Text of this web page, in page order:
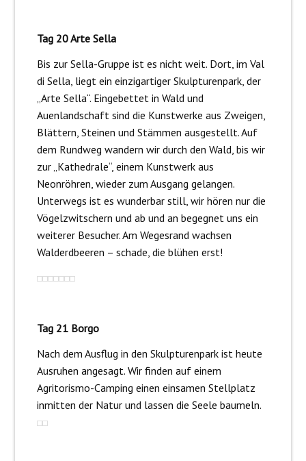
Tag 20 Arte Sella
Bis zur Sella-Gruppe ist es nicht weit. Dort, im Val
di Sella, liegt ein einzigartiger Skulpturenpark, der
„Arte Sella“. Eingebettet in Wald und
Auenlandschaft sind die Kunstwerke aus Zweigen,
Blättern, Steinen und Stämmen ausgestellt. Auf
dem Rundweg wandern wir durch den Wald, bis wir
zur „Kathedrale“, einem Kunstwerk aus
Neonröhren, wieder zum Ausgang gelangen.
Unterwegs ist es wunderbar still, wir hören nur die
Vögelzwitschern und ab und an begegnet uns ein
weiterer Besucher. Am Wegesrand wachsen
Walderdbeeren – schade, die blühen erst!
Tag 21 Borgo
Nach dem Ausflug in den Skulpturenpark ist heute
Ausruhen angesagt. Wir finden auf einem
Agritorismo-Camping einen einsamen Stellplatz
inmitten der Natur und lassen die Seele baumeln.